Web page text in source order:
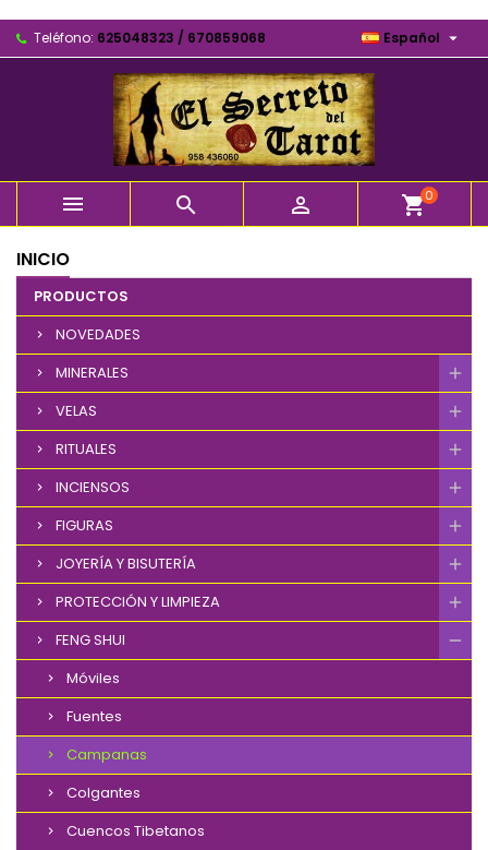
Teléfono: 625048323 / 670859068 Español 
   shopping_cart0
INICIO
PRODUCTOS
NOVEDADES
MINERALES
VELAS
RITUALES
INCIENSOS
FIGURAS
JOYERÍA Y BISUTERÍA
PROTECCIÓN Y LIMPIEZA
FENG SHUI
Móviles
Fuentes
Campanas
Colgantes
Cuencos Tibetanos